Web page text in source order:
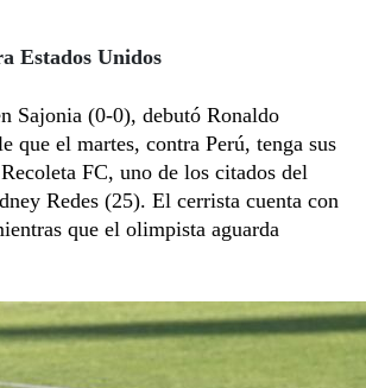
Estados Unidos
Sajonia (0-0), debutó Ronaldo
que el martes, contra Perú, tenga sus
FC, uno de los citados del
Redes (25). El cerrista cuenta con
que el olimpista aguarda